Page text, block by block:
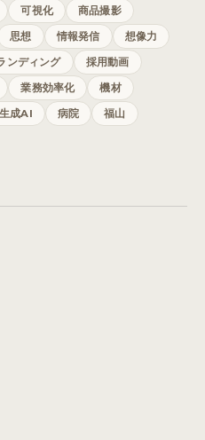
可視化 商品撮影
思想 情報発信 想像力
ンディング 採用動画
業務効率化 機材
生成AI 病院 福山